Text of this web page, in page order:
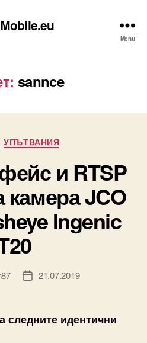
Menu
sannce
Categories
УПЪТВАНИЯ
и RTSP
JCO
Ingenic
Post21.07.2019
следните идентични